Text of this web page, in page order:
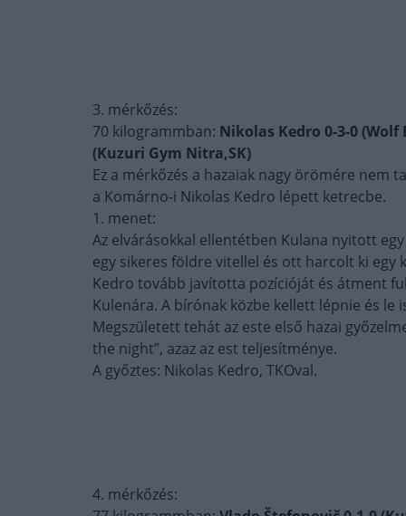
3. mérkőzés:
70 kilogrammban: Nikolas Kedro 0-3-0
(Kuzuri Gym Nitra,SK)
Ez a mérkőzés a hazaiak nagy örömére
a Komárno-i Nikolas Kedro lépett ketrecbe.
1. menet:
Az elvárásokkal ellentétben Kulana nyitott
egy sikeres földre vitellel és ott harcolt ki
Kedro tovább javította pozícióját és átment
Kulenára. A bírónak közbe kellett lépnie és le
Megszületett tehát az este első hazai
the night”, azaz az est teljesítménye.
A győztes: Nikolas Kedro, TKOval.
4. mérkőzés: